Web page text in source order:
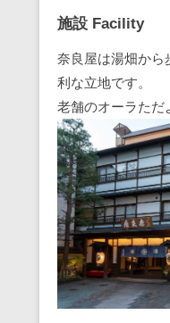
施設 Facility
奈良屋は湯畑から
利な立地です。
老舗のオーラただ